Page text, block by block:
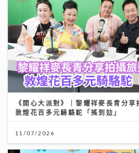
《開心大派對》｜黎耀祥麥長青分
敦煌花百多元騎駱駝「搖到攰」
11/07/2026